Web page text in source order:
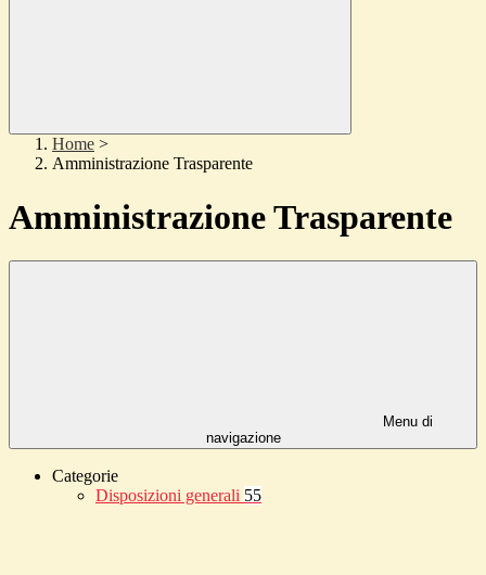
Home >
Amministrazione Trasparente
Amministrazione Trasparente
Menu di
navigazione
Categorie
Disposizioni generali 55